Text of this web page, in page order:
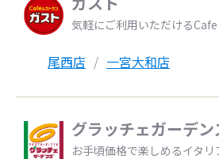
気軽にご利用いただける
尾西店 一宮大和店
グラッチェガーデン
お手頃価格で楽しめるイタ